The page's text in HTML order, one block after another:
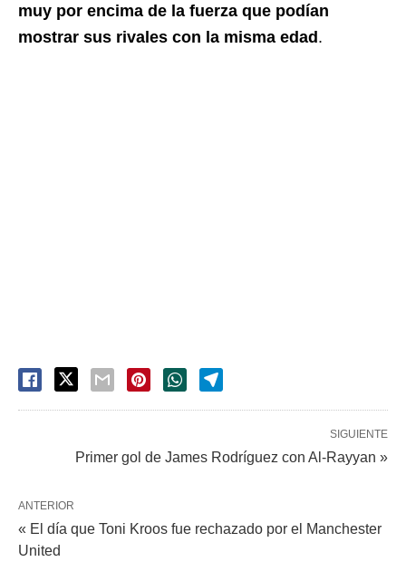
muy por encima de la fuerza que podían
mostrar sus rivales con la misma edad .
SIGUIENTE
Primer gol de James Rodríguez con Al-Rayyan »
ANTERIOR
« El día que Toni Kroos fue rechazado por el Manchester
United